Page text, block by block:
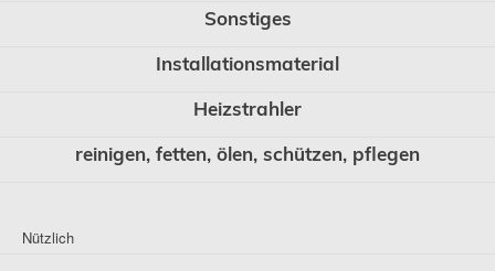
Sonstiges
Installationsmaterial
Heizstrahler
reinigen, fetten, ölen, schützen, pflegen
Nützlich